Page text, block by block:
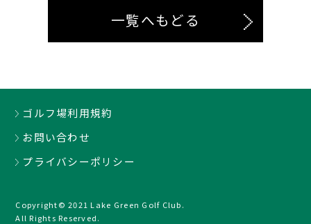
一覧へもどる
ゴルフ場利用規約
お問い合わせ
プライバシーポリシー
Copyright© 2021 Lake Green Golf Club.
All Rights Reserved.